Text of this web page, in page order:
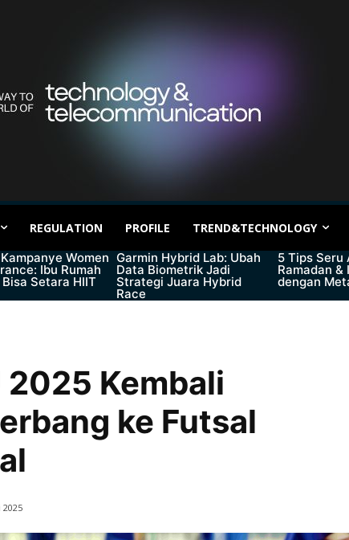
REGULATION PROFILE TREND&TECHNOLOGY
Women
Ibu Rumah
Setara HIIT
Garmin Hybrid Lab: Ubah
Data Biometrik Jadi
Strategi Juara Hybrid
Race
5 Tips Seru
Ramadan
dengan
2025 Kembali
ke Futsal